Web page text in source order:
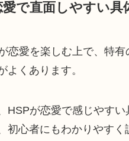
で直面しやすい具
恋愛を楽しむ上で、特有
よくあります。
HSPが恋愛で感じやすい
初心者にもわかりやすく